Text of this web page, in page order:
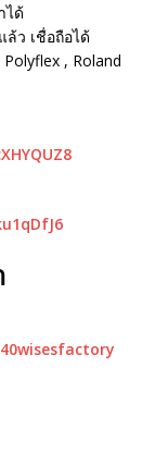
ได้
ว เชื่อถือได้
, Roland